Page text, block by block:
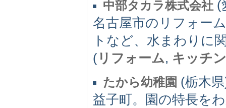
中部タカラ株式会社 (
名古屋市のリフォー
トなど、水まわりに
( リフォーム, キッチン
たから幼稚園 (栃木
益子町。園の特長を